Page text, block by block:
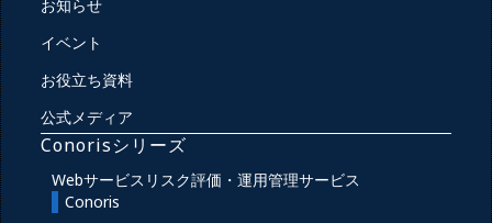
お知らせ
イベント
お役立ち資料
公式メディア
Conorisシリーズ
Webサービスリスク評価・運用管理サービス
Conoris